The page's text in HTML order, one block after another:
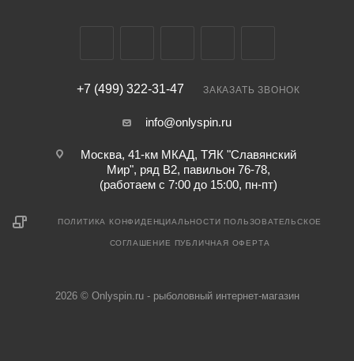
+7 (499) 322-31-47 ЗАКАЗАТЬ ЗВОНОК
info@onlyspin.ru
Москва, 41-км МКАД, ТЯК "Славянский
Мир", ряд В2, павильон 76-78,
(работаем с 7:00 до 15:00, пн-пт)
ПОЛИТИКА КОНФИДЕНЦИАЛЬНОСТИ ПОЛЬЗОВАТЕЛЬСКОЕ
СОГЛАШЕНИЕ ПУБЛИЧНАЯ ОФЕРТА
2026 © Onlyspin.ru - рыболовный интернет-магазин